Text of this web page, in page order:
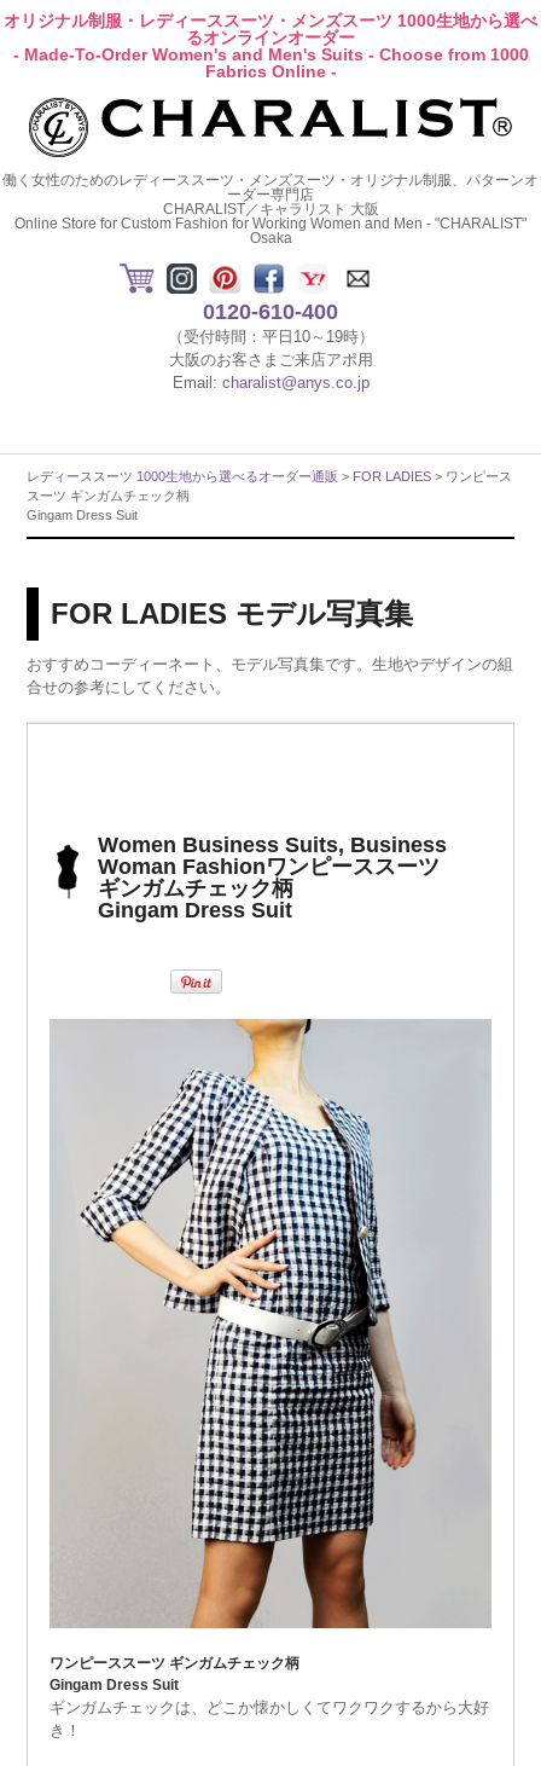
オリジナル制服・レディーススーツ・メンズスーツ 1000生地から選べ
るオンラインオーダー
- Made-To-Order Women's and Men's Suits - Choose from 1000
Fabrics Online -
働く女性のためのレディーススーツ・メンズスーツ・オリジナル制服、パターンオ
ーダー専門店
CHARALIST／キャラリスト 大阪
Online Store for Custom Fashion for Working Women and Men - "CHARALIST"
Osaka
0120-610-400
（受付時間：平日10～19時）
大阪のお客さまご来店アポ用
Email: charalist@anys.co.jp
レディーススーツ 1000生地から選べるオーダー通販 > FOR LADIES > ワンピース
スーツ ギンガムチェック柄
Gingam Dress Suit
FOR LADIES モデル写真集
おすすめコーディーネート、モデル写真集です。生地やデザインの組
合せの参考にしてください。
Women Business Suits, Business
Woman Fashionワンピーススーツ
ギンガムチェック柄
Gingam Dress Suit
ワンピーススーツ ギンガムチェック柄
Gingam Dress Suit
ギンガムチェックは、どこか懐かしくてワクワクするから大好
き！